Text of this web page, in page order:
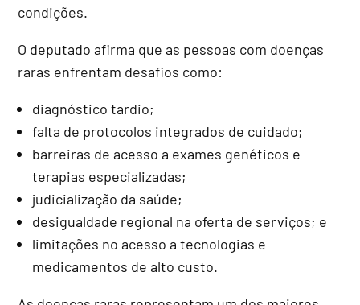
condições.
O deputado afirma que as pessoas com doenças
raras enfrentam desafios como:
diagnóstico tardio;
falta de protocolos integrados de cuidado;
barreiras de acesso a exames genéticos e
terapias especializadas;
judicialização da saúde;
desigualdade regional na oferta de serviços; e
limitações no acesso a tecnologias e
medicamentos de alto custo.